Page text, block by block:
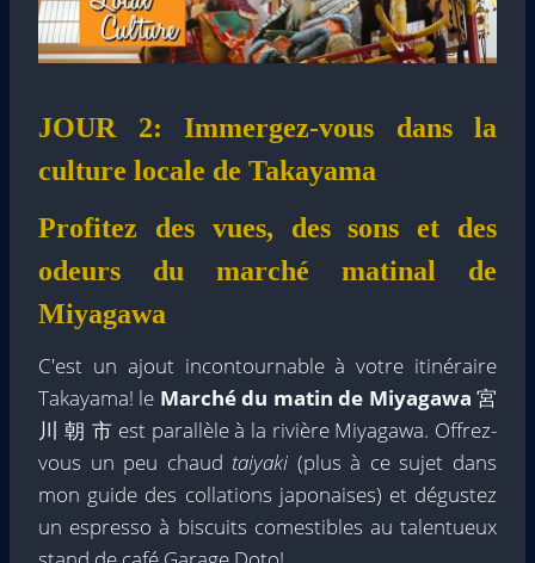
JOUR 2: Immergez-vous dans la
culture locale de Takayama
Profitez des vues, des sons et des
odeurs du marché matinal de
Miyagawa
C'est un ajout incontournable à votre itinéraire
Takayama! le Marché du matin de Miyagawa宮
川 朝 市 est parallèle à la rivière Miyagawa. Offrez-
vous un peu chaud taiyaki (plus à ce sujet dans
mon guide des collations japonaises) et dégustez
un espresso à biscuits comestibles au talentueux